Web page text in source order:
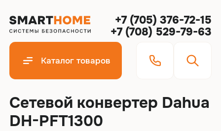
+7 (705) 376-72-15
+7 (708) 529-79-63
Каталог товаров
Cетевой конвертер Dahua
DH-PFT1300